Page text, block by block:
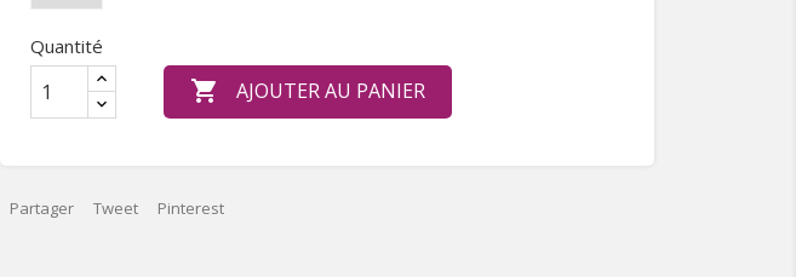
Quantité
 AJOUTER AU PANIER
Partager Tweet Pinterest